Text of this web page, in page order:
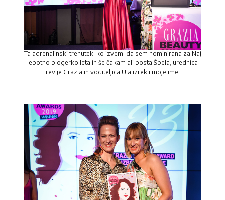
Ta adrenalinski trenutek, ko izvem, da sem nominirana za Naj
lepotno blogerko leta in še čakam ali bosta Špela, urednica
revije Grazia in voditeljica Ula izrekli moje ime.